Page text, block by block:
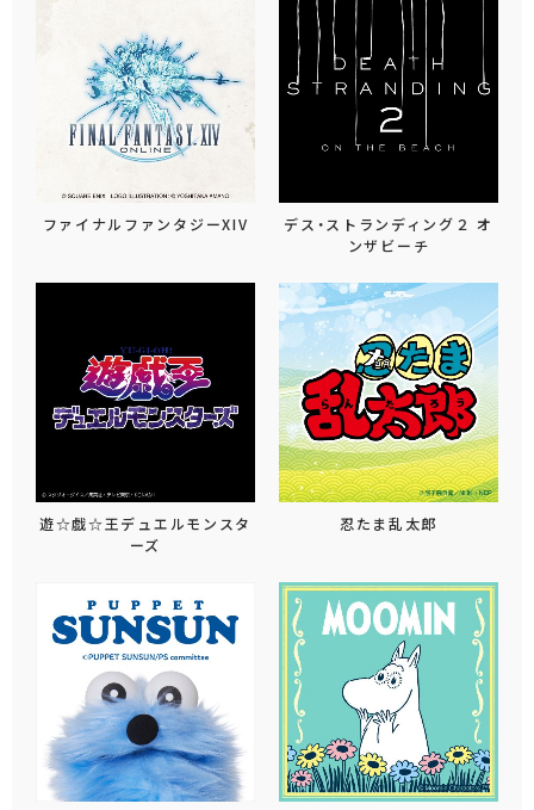
ファイナルファンタジーXIV
デス・ストランディング２ オ
ンザビーチ
遊☆戯☆王デュエルモンスタ
ーズ
忍たま乱太郎